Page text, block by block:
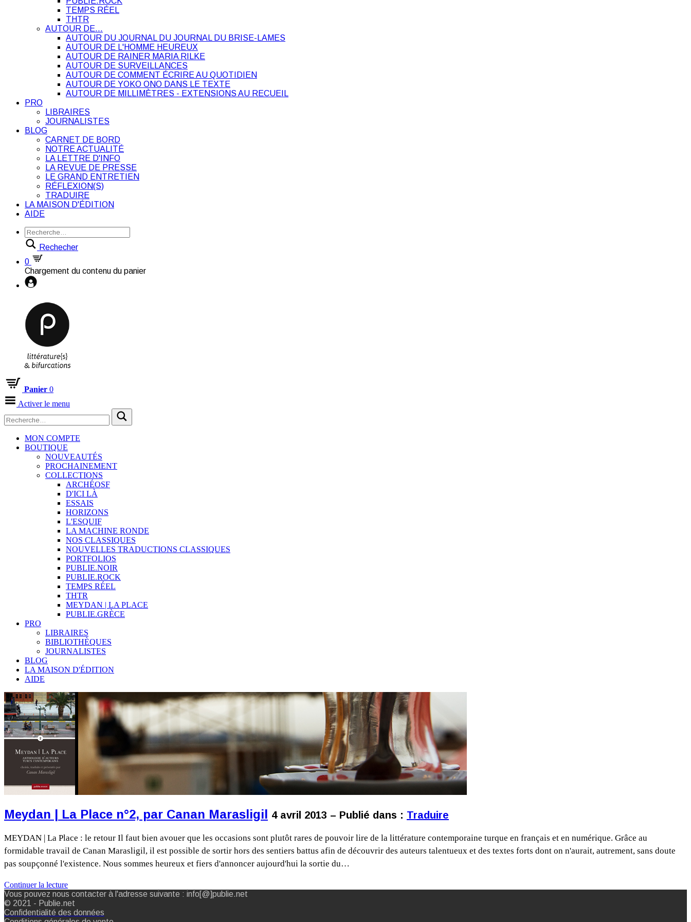
TEMPS RÉEL
THTR
AUTOUR DE…
AUTOUR DU JOURNAL DU JOURNAL DU BRISE-LAMES
AUTOUR DE L'HOMME HEUREUX
AUTOUR DE RAINER MARIA RILKE
AUTOUR DE SURVEILLANCES
AUTOUR DE COMMENT ÉCRIRE AU QUOTIDIEN
AUTOUR DE YOKO ONO DANS LE TEXTE
AUTOUR DE MILLIMÈTRES - EXTENSIONS AU RECUEIL
PRO
LIBRAIRES
JOURNALISTES
BLOG
CARNET DE BORD
NOTRE ACTUALITÉ
LA LETTRE D'INFO
LA REVUE DE PRESSE
LE GRAND ENTRETIEN
RÉFLEXION(S)
TRADUIRE
LA MAISON D'ÉDITION
AIDE
Rechecher
0
Chargement du contenu du panier
Panier 0
Activer le menu
MON COMPTE
BOUTIQUE
NOUVEAUTÉS
PROCHAINEMENT
COLLECTIONS
ARCHÉOSF
D'ICI LÀ
ESSAIS
HORIZONS
L'ESQUIF
LA MACHINE RONDE
NOS CLASSIQUES
NOUVELLES TRADUCTIONS CLASSIQUES
PORTFOLIOS
PUBLIE.NOIR
PUBLIE.ROCK
TEMPS RÉEL
THTR
MEYDAN | LA PLACE
PUBLIE.GRÈCE
PRO
LIBRAIRES
BIBLIOTHÈQUES
JOURNALISTES
BLOG
LA MAISON D'ÉDITION
AIDE
Meydan | La Place n°2, par Canan Marasligil 4 avril 2013 – Publié dans : Traduire
MEYDAN | La Place : le retour Il faut bien avouer que les occasions sont plutôt rares de pouvoir lire de la littérature contemporaine turque en français et en numérique. Grâce au
formidable travail de Canan Marasligil, il est possible de sortir hors des sentiers battus afin de découvrir des auteurs talentueux et des textes forts dont on n'aurait, autrement, sans doute
pas soupçonné l'existence. Nous sommes heureux et fiers d'annoncer aujourd'hui la sortie du…
Continuer la lecture
Vous pouvez nous contacter à l'adresse suivante : info[@]publie.net
© 2021 - Publie.net
Confidentialité des données